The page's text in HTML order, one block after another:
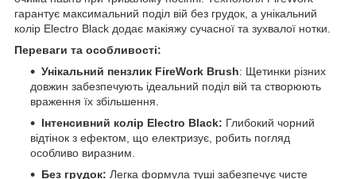
гарантує максимальний поділ вій без грудок, а унікальний
колір Electro Black додає макіяжу сучасної та зухвалої нотки.
Переваги та особливості:
Унікальний пензлик FireWork Brush: Щетинки різних
довжин забезпечують ідеальний поділ вій та створюють
враження їх збільшення.
Інтенсивний колір Electro Black: Глибокий чорний
відтінок з ефектом, що електризує, робить погляд
особливо виразним.
Без грудок: Легка формула туші забезпечує чисте